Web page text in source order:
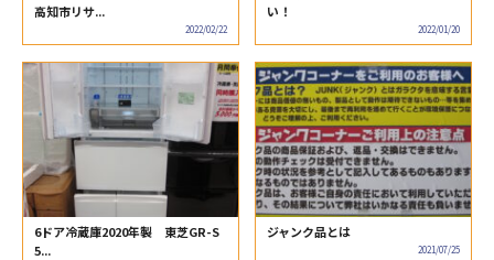
高知市リサ...
2022/02/22
い！
2022/01/20
6ドア冷蔵庫2020年製 東芝GR-S
5...
ジャンク品とは
2021/07/25